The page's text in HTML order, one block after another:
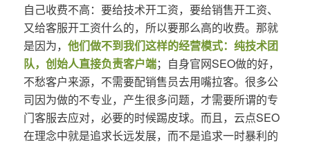
自己收费不高：要给技术开工资，要给销售开工资、
又给客服开工资什么的，所以要那么高的收费。那就
是因为， 他们做不到我们这样的经营模式：纯技术团
队，创始人直接负责客户端；自身官网SEO做的好，
不愁客户来源，不需要配销售员去用嘴拉客。很多公
司因为做的不专业，产生很多问题，才需要所谓的专
门客服去应对，必要的时候踢皮球。而且，云点SEO
在理念中就是追求长远发展，而不是追求一时暴利的